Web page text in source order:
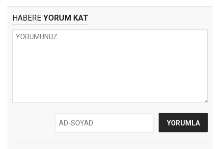
HABERE YORUM KAT